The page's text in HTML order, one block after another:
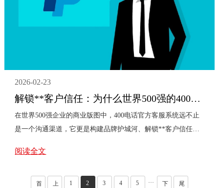
琐，实则不然。核心步骤可归纳为三步：选择一家正规的电信
服务代理商或基础运营商；根据···
2026-02-23
解锁**客户信任：为什么世界500强的400电话官方客服系统是品牌护城河？
在世界500强企业的商业版图中，400电话官方客服系统远不止
是一个沟通渠道，它更是构建品牌护城河、解锁**客户信任的
决定其成败的关键问题，值得我们深入探讨。问题一：客户服
应对投诉的成本部门。但对世界500强而言，**400客服系统是
阅读全文
首
上
1 2 3 4 5 ···
下
尾